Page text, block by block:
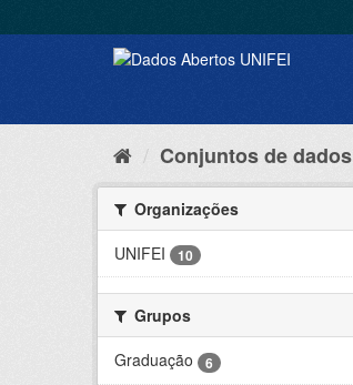
Conjuntos de dados
Organizações
UNIFEI
10
Grupos
Graduação
6